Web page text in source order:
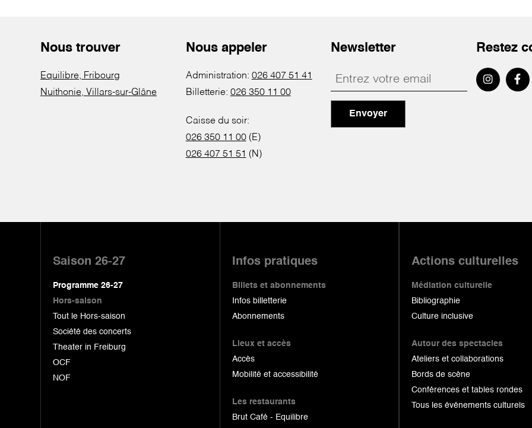
Nous trouver
Equilibre, Fribourg
Nuithonie, Villars-sur-Glâne
Nous appeler
Administration: 026 407 51 41
Billetterie: 026 350 11 00
Caisse du soir:
026 350 11 00(E)
026 407 51 51 (N)
Newsletter
Envoyer
Restez
Saison 26-27
Programme 26-27
Hors-saison
Tout le Hors-saison
Société des concerts
Theater in Freiburg
OCF
NOF
Infos pratiques
Billets et abonnements
Infos billetterie
Abonnements
Lieux et accès
Accès
Mobilité et accessibilité
Les restaurants
Brut Café - Equilibre
Actions culturelles
Médiation culturelle
Bibliographie
Culture inclusive
Autour des spectacles
Ateliers et collaborations
Bords de scène
Conférences et tables rondes
Tous les événements culturels